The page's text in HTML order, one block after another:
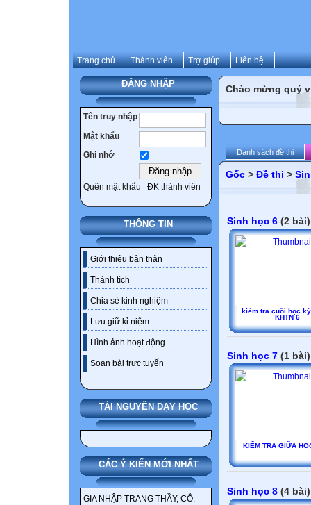
Trang chủ Thành viên Trợ giúp Liên hệ
ĐĂNG NHẬP
Tên truy nhập
Mật khẩu
Ghi nhớ
Quên mật khẩu ĐK thành viên
THÔNG TIN
Giới thiệu bản thân
Thành tích
Chia sẻ kinh nghiệm
Lưu giữ kỉ niệm
Hình ảnh hoạt động
Soạn bài trực tuyến
TÀI NGUYÊN DẠY HỌC
CÁC Ý KIẾN MỚI NHẤT
GIA NHẬP TRANG THẦY, CÔ.
Chào mừng quý
Danh sách đề thi
Gốc > Đề thi >
Sinh học 6 (2 bài)
kiểm tra cuối học
KHTN 6
Sinh học 7 (1 bài)
KIỂM TRA GIỮA
Sinh học 8 (4 bài)